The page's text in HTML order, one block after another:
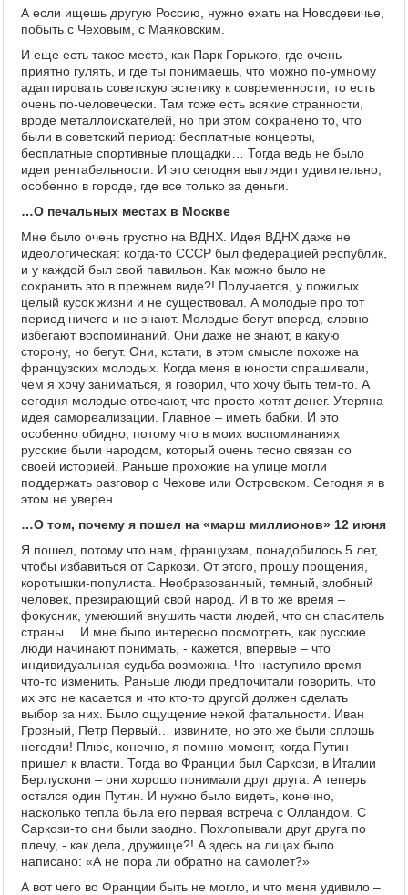
А если ищешь другую Россию, нужно ехать на Новодевичье,
побыть с Чеховым, с Маяковским.
И еще есть такое место, как Парк Горького, где очень
приятно гулять, и где ты понимаешь, что можно по-умному
адаптировать советскую эстетику к современности, то есть
очень по-человечески. Там тоже есть всякие странности,
вроде металлоискателей, но при этом сохранено то, что
были в советский период: бесплатные концерты,
бесплатные спортивные площадки… Тогда ведь не было
идеи рентабельности. И это сегодня выглядит удивительно,
особенно в городе, где все только за деньги.
…О печальных местах в Москве
Мне было очень грустно на ВДНХ. Идея ВДНХ даже не
идеологическая: когда-то СССР был федерацией республик,
и у каждой был свой павильон. Как можно было не
сохранить это в прежнем виде?! Получается, у пожилых
целый кусок жизни и не существовал. А молодые про тот
период ничего и не знают. Молодые бегут вперед, словно
избегают воспоминаний. Они даже не знают, в какую
сторону, но бегут. Они, кстати, в этом смысле похоже на
французских молодых. Когда меня в юности спрашивали,
чем я хочу заниматься, я говорил, что хочу быть тем-то. А
сегодня молодые отвечают, что просто хотят денег. Утеряна
идея самореализации. Главное – иметь бабки. И это
особенно обидно, потому что в моих воспоминаниях
русские были народом, который очень тесно связан со
своей историей. Раньше прохожие на улице могли
поддержать разговор о Чехове или Островском. Сегодня я в
этом не уверен.
…О том, почему я пошел на «марш миллионов» 12 июня
Я пошел, потому что нам, французам, понадобилось 5 лет,
чтобы избавиться от Саркози. От этого, прошу прощения,
коротышки-популиста. Необразованный, темный, злобный
человек, презирающий свой народ. И в то же время –
фокусник, умеющий внушить части людей, что он спаситель
страны… И мне было интересно посмотреть, как русские
люди начинают понимать, - кажется, впервые – что
индивидуальная судьба возможна. Что наступило время
что-то изменить. Раньше люди предпочитали говорить, что
их это не касается и что кто-то другой должен сделать
выбор за них. Было ощущение некой фатальности. Иван
Грозный, Петр Первый… извините, но это же были сплошь
негодяи! Плюс, конечно, я помню момент, когда Путин
пришел к власти. Тогда во Франции был Саркози, в Италии
Берлускони – они хорошо понимали друг друга. А теперь
остался один Путин. И нужно было видеть, конечно,
насколько тепла была его первая встреча с Олландом. С
Саркози-то они были заодно. Похлопывали друг друга по
плечу, - как дела, дружище?! А здесь на лицах было
написано: «А не пора ли обратно на самолет?»
А вот чего во Франции быть не могло, и что меня удивило –